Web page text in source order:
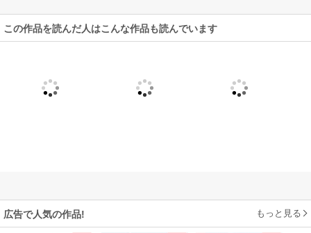
この作品を読んだ人はこんな作品も読んでいます
広告で人気の作品! もっと見る